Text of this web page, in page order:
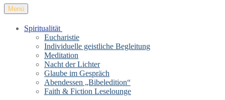
Menü
Spiritualität
Eucharistie
Individuelle geistliche Begleitung
Meditation
Nacht der Lichter
Glaube im Gespräch
Abendessen „Bibeledition“
Faith & Fiction Leselounge